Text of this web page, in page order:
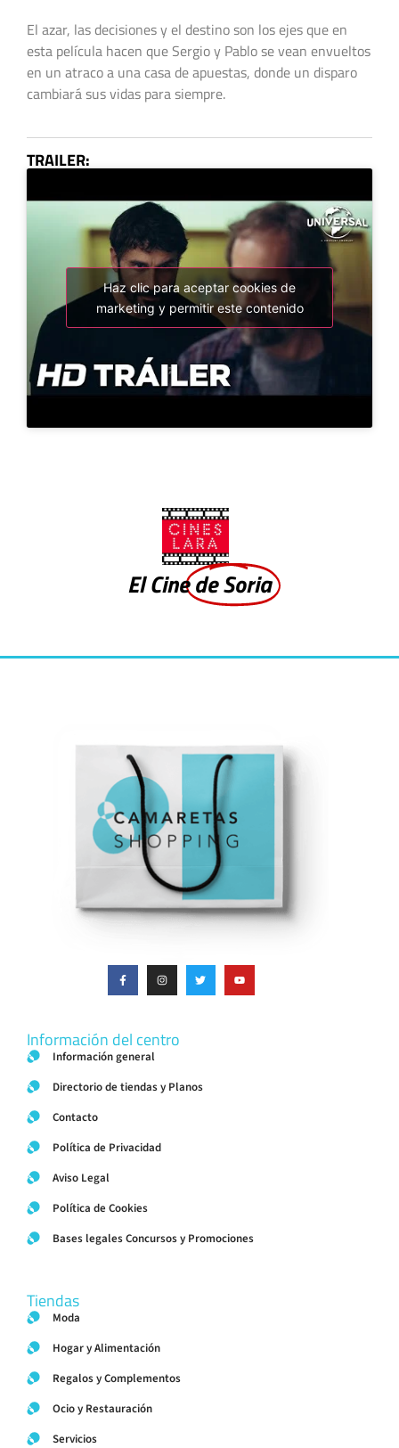
El azar, las decisiones y el destino son los ejes que en
esta película hacen que Sergio y Pablo se vean envueltos
en un atraco a una casa de apuestas, donde un disparo
cambiará sus vidas para siempre.
TRAILER:
Haz clic para aceptar cookies de
marketing y permitir este contenido
El Cinede Soria
Información del centro
Información general
Directorio de tiendas y Planos
Contacto
Política de Privacidad
Aviso Legal
Política de Cookies
Bases legales Concursos y Promociones
Tiendas
Moda
Hogar y Alimentación
Regalos y Complementos
Ocio y Restauración
Servicios